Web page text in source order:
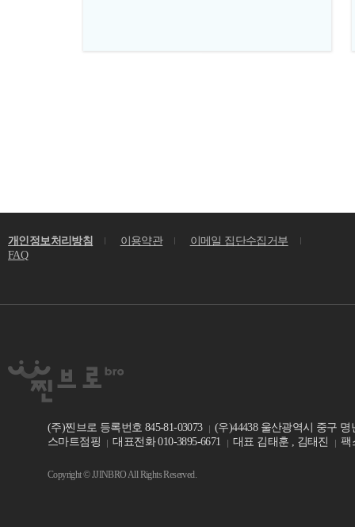
개인정보처리방침 이용약관
이메일 집단수집거부
FAQ
(주)찐브로 등록번호 845-81-03073
(우)44438 울산광역시 중구 명
스마트점핑
대표전화 010-3895-6671 대표 김태훈 , 김태진 팩
Copyright © JJINBRO All Rights Reserved.